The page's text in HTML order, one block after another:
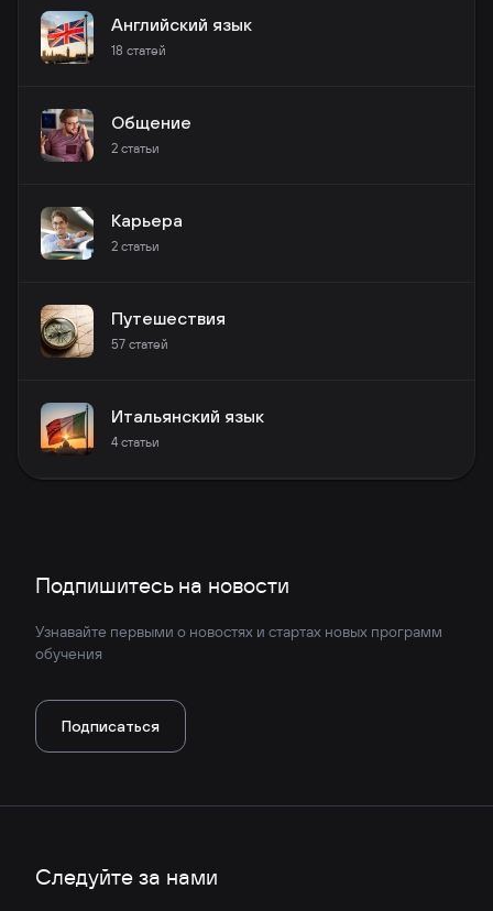
Английский язык
18 статей
Общение
2 статьи
Карьера
2 статьи
Путешествия
57 статей
Итальянский язык
4 статьи
Подпишитесь на новости
Узнавайте первыми о новостях и стартах новых программ
обучения
Подписаться
Следуйте за нами